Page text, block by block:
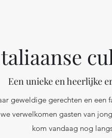
Een unieke en heerlijke
geweldige gerechten en een
verwelkomen gasten van
kom vandaag nog